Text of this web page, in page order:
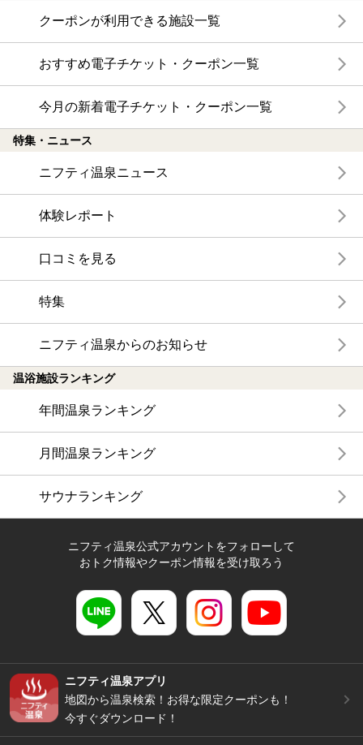
クーポンが利用できる施設一覧
おすすめ電子チケット・クーポン一覧
今月の新着電子チケット・クーポン一覧
特集・ニュース
ニフティ温泉ニュース
体験レポート
口コミを見る
特集
ニフティ温泉からのお知らせ
温浴施設ランキング
年間温泉ランキング
月間温泉ランキング
サウナランキング
ニフティ温泉公式アカウントをフォローして
おトク情報やクーポン情報を受け取ろう
ニフティ温泉アプリ
地図から温泉検索！お得な限定クーポンも！
今すぐダウンロード！